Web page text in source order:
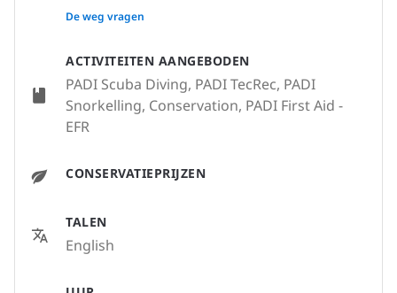
ACTIVITEITEN AANGEBODEN
PADI Scuba Diving, PADI TecRec, PADI
Snorkelling, Conservation, PADI First Aid -
EFR
CONSERVATIEPRIJZEN
TALEN
English
None
De weg vragen